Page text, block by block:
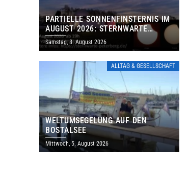
PARTIELLE SONNENFINSTERNIS IM
AUGUST 2026: STERNWARTE
PETERBERG ÖFFNET KOSTENLOS
IHRE TORE
Samstag, 8. August 2026
ALLTAG & GESELLSCHAFT
WELTUMSEGELUNG AUF DEN
BOSTALSEE
Mittwoch, 5. August 2026